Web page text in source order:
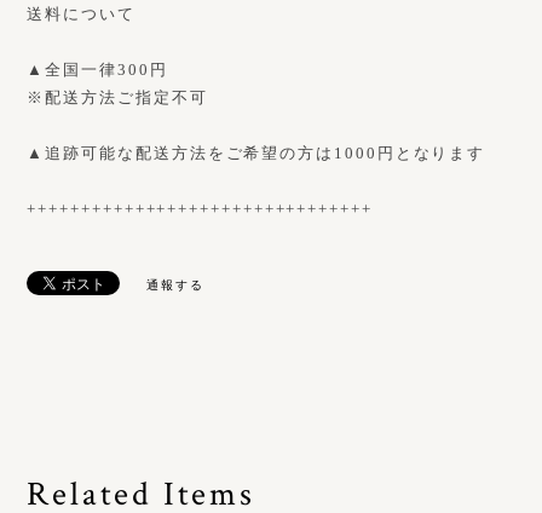
送料について
▲全国一律300円
※配送方法ご指定不可
▲追跡可能な配送方法をご希望の方は1000円となります
++++++++++++++++++++++++++++++++
通報する
Related Items